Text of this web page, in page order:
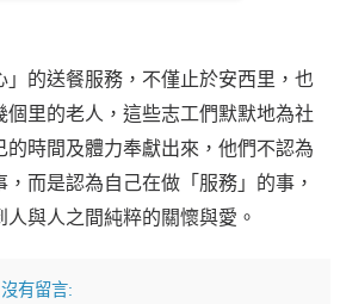
的送餐服務，不僅止於安西里，也
個里的老人，這些志工們默默地為社
的時間及體力奉獻出來，他們不認為
而是認為自己在做「服務」的事，
與人之間純粹的關懷與愛。
沒有留言: